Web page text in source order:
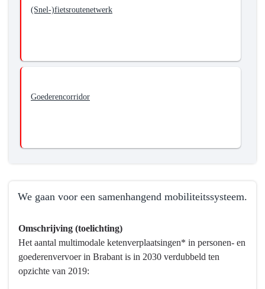
(Snel-)fietsroutenetwerk
Goederencorridor
We gaan voor een samenhangend mobiliteitssysteem.
naar
navigatie
Programma
Omschrijving (toelichting)
Het aantal multimodale ketenverplaatsingen* in personen- en
goederenvervoer in Brabant is in 2030 verdubbeld ten
opzichte van 2019: